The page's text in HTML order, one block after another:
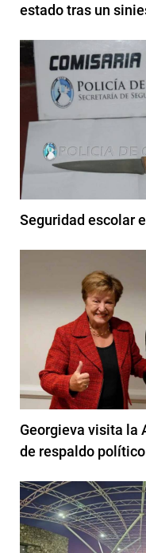
estado tras un
Seguridad escolar
Georgieva visita la
de respaldo